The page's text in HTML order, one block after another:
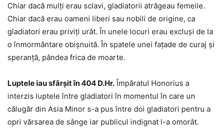
Chiar dacă mulți erau sclavi, gladiatorii atrăgeau femeile.
Chiar dacă erau oameni liberi sau nobili de origine, ca
gladiatori erau priviți urât. În unele locuri erau excluși de la
o înmormântare obișnuită. În spatele unei fațade de curaj și
speranță, pândea frica de moarte.
Luptele iau sfârșit în 404 D.Hr. Împăratul Honorius a
interzis luptele între gladiatori în momentul în care un
călugăr din Asia Minor s-a pus între doi gladiatori pentru a
opri vărsarea de sânge iar publicul indignat l-a omorât.